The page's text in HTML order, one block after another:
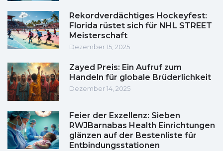
Rekordverdächtiges Hockeyfest:
Florida rüstet sich für NHL STREET
Meisterschaft
Dezember 15, 2025
Zayed Preis: Ein Aufruf zum
Handeln für globale Brüderlichkeit
Dezember 14, 2025
Feier der Exzellenz: Sieben
RWJBarnabas Health Einrichtungen
glänzen auf der Bestenliste für
Entbindungsstationen